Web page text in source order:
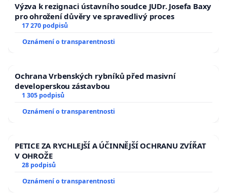
Výzva k rezignaci ústavního soudce JUDr. Josefa Baxy
pro ohrožení důvěry ve spravedlivý proces
17 270 podpisů
Oznámení o transparentnosti
Ochrana Vrbenských rybníků před masivní
developerskou zástavbou
1 305 podpisů
Oznámení o transparentnosti
PETICE ZA RYCHLEJŠÍ A ÚČINNĚJŠÍ OCHRANU ZVÍŘAT
V OHROŽE
28 podpisů
Oznámení o transparentnosti